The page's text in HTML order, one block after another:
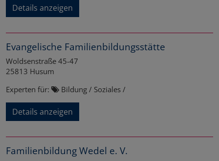
Details anzeigen
Evangelische Familienbildungsstätte
Woldsenstraße 45-47
25813 Husum
Experten für:
Bildung / Soziales /
Details anzeigen
Familienbildung Wedel e. V.